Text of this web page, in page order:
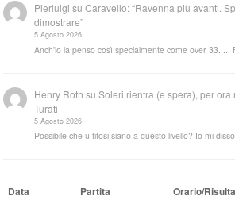
Pierluigi suCaravello: “Ravenna più avanti.
dimostrare”
5 Agosto 2026
Anch'io la penso così specialmente come over 33.....
Henry Roth suSoleri rientra (e spera), per
Turati
5 Agosto 2026
Possibile che u tifosi siano a questo livello? Io mi
Data Partita Orario/